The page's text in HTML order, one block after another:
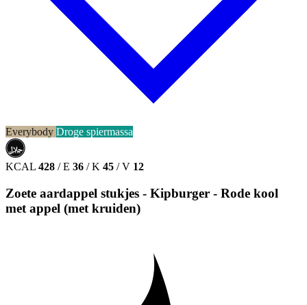
Everybody Droge spiermassa
حلال
HALAL
KCAL 428 / E 36 / K 45 / V 12
Zoete aardappel stukjes - Kipburger - Rode kool
met appel (met kruiden)